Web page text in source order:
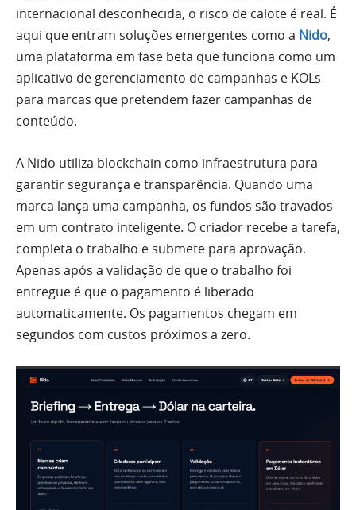
internacional desconhecida, o risco de calote é real. É
aqui que entram soluções emergentes como a Nido,
uma plataforma em fase beta que funciona como um
aplicativo de gerenciamento de campanhas e KOLs
para marcas que pretendem fazer campanhas de
conteúdo.
A Nido utiliza blockchain como infraestrutura para
garantir segurança e transparência. Quando uma
marca lança uma campanha, os fundos são travados
em um contrato inteligente. O criador recebe a tarefa,
completa o trabalho e submete para aprovação.
Apenas após a validação de que o trabalho foi
entregue é que o pagamento é liberado
automaticamente. Os pagamentos chegam em
segundos com custos próximos a zero.